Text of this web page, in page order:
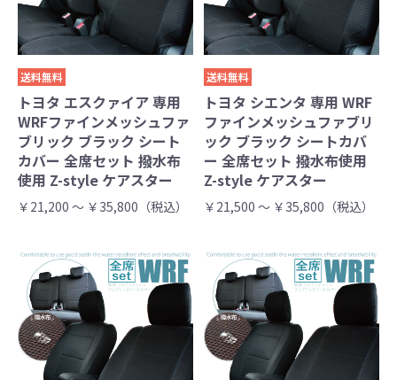
送料無料
トヨタ エスクァイア 専用
WRFファインメッシュファ
ブリック ブラック シート
カバー 全席セット 撥水布
使用 Z-style ケアスター
￥21,200 ～ ￥35,800（税込）
送料無料
トヨタ シエンタ 専用 WRF
ファインメッシュファブリ
ック ブラック シートカバ
ー 全席セット 撥水布使用
Z-style ケアスター
￥21,500 ～ ￥35,800（税込）